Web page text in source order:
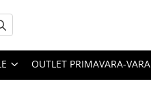
OUTLET PRIMAVARA-VARA